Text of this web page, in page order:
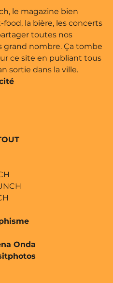
Web •
le magazine bien
la bière, les concerts
toutes nos
grand nombre. Ça tombe
ce site en publiant tous
sortie dans la ville.
Onda